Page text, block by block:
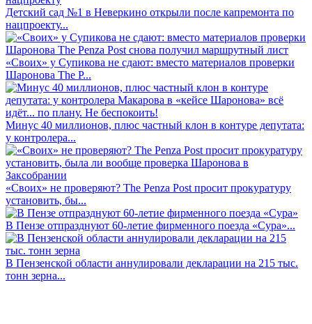
Детский сад №1 в Неверкино открыли после капремонта по
нацпроекту...
«Своих» у Супикова не сдают: вместо материалов проверки
Шаронова The P...
Минус 40 миллионов, плюс частный клон в контуре депутата:
у контролера...
«Своих» не проверяют? The Penza Post просит прокуратуру
установить, бы...
В Пензе отпразднуют 60-летие фирменного поезда «Сура»...
В Пензенской области аннулировали декларации на 215 тыс.
тонн зерна...